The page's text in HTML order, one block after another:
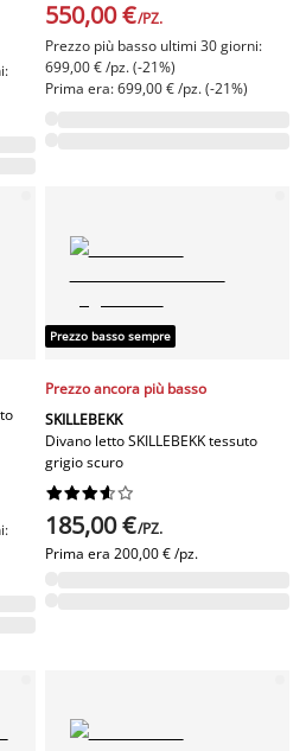
550,00 €/PZ.
Prezzo più basso ultimi 30 giorni:
699,00 € /pz. (-21%)
Prima era: 699,00 € /pz. (-21%)
Prezzo basso sempre
Prezzo ancora più basso
SKILLEBEKK
Divano letto SKILLEBEKK tessuto
grigio scuro






185,00 €/PZ.
Prima era 200,00 € /pz.